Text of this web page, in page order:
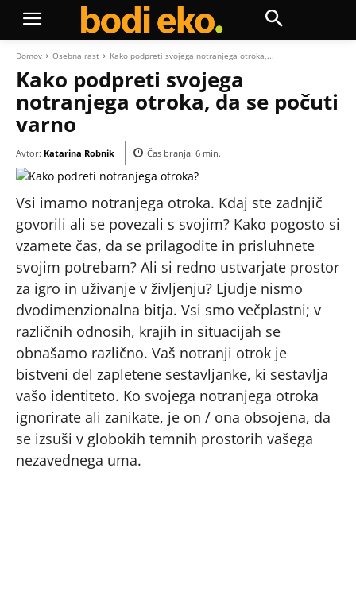
Domov Osebna rast Kako podpreti svojega notranjega otroka,...
Kako podpreti svojega
notranjega otroka, da se počuti
varno
Avtor: Katarina Robnik Čas branja: 6 min.
Vsi imamo notranjega otroka. Kdaj ste zadnjič
govorili ali se povezali s svojim? Kako pogosto si
vzamete čas, da se prilagodite in prisluhnete
svojim potrebam? Ali si redno ustvarjate prostor
za igro in uživanje v življenju? Ljudje nismo
dvodimenzionalna bitja. Vsi smo večplastni; v
različnih odnosih, krajih in situacijah se
obnašamo različno. Vaš notranji otrok je
bistveni del zapletene sestavljanke, ki sestavlja
vašo identiteto. Ko svojega notranjega otroka
ignorirate ali zanikate, je on / ona obsojena, da
se izsuši v globokih temnih prostorih vašega
nezavednega uma.